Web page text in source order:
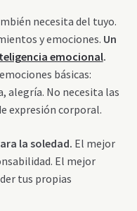
necesita del tuyo.
y emociones. Un
emocional.
básicas:
alegría. No necesita las
expresión corporal.
la soledad. El mejor
El mejor
tus propias